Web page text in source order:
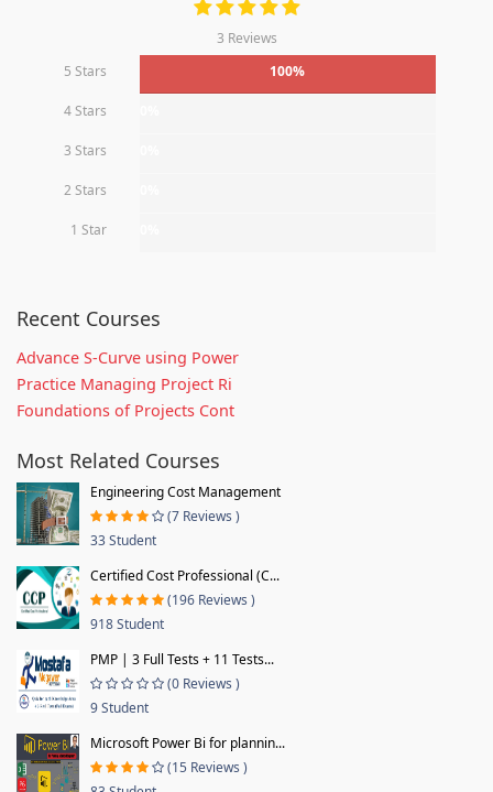
3 Reviews
5 Stars
100%
4 Stars
3 Stars
2 Stars
1 Star
Recent Courses
Advance S-Curve using Power
Practice Managing Project Ri
Foundations of Projects Cont
Most Related Courses
Engineering Cost Management
(7 Reviews )
33 Student
Certified Cost Professional (C...
(196 Reviews )
918 Student
PMP | 3 Full Tests + 11 Tests...
(0 Reviews )
9 Student
Microsoft Power Bi for plannin...
(15 Reviews )